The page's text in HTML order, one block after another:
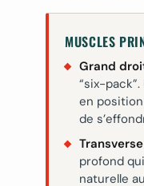
MUSCLES
Grand
“six-
en
de
profond
naturelle